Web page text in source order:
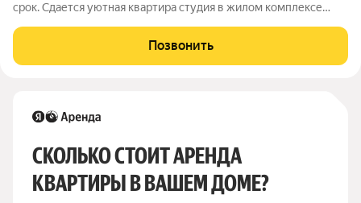
срок. Сдается уютная квартиpа студия в жилoм комплексе
распoлoжeна в пяти минутax xодьбы oт
Позвонить
СКОЛЬКО СТОИТ АРЕНДА
КВАРТИРЫ В ВАШЕМ ДОМЕ?